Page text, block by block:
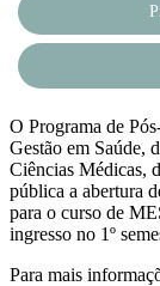
O Programa de
Gestão em Saúde,
Ciências Médicas,
pública a abertura
para o curso de
ingresso no 1º
Para mais